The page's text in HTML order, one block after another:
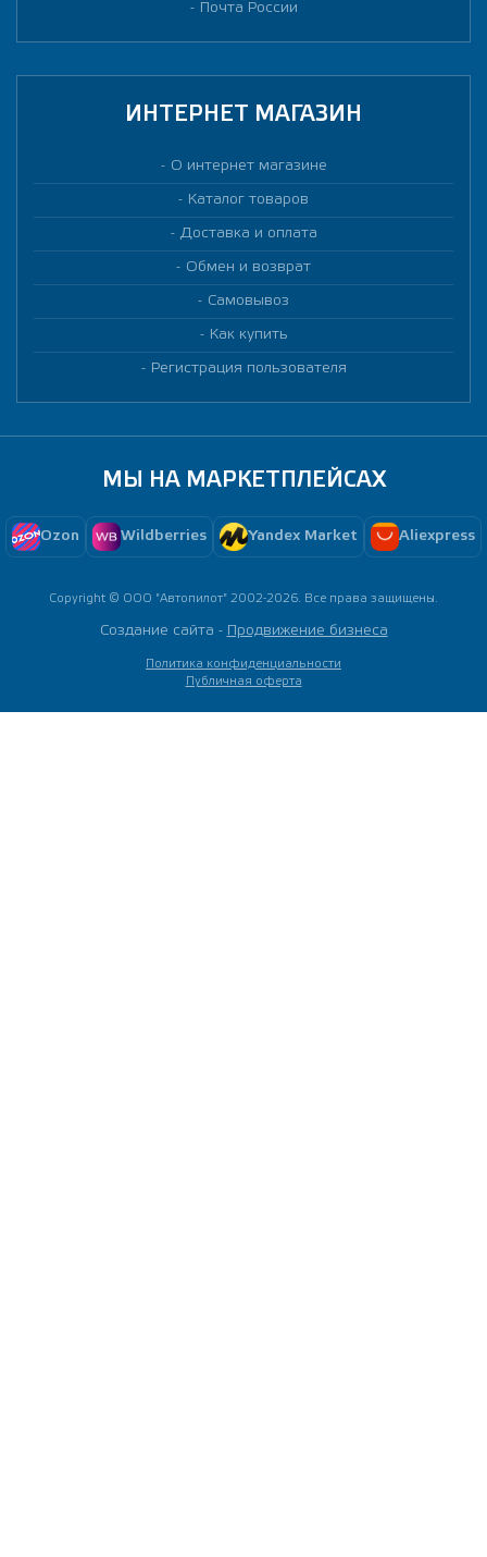
Почта России
ИНТЕРНЕТ МАГАЗИН
О интернет магазине
Каталог товаров
Доставка и оплата
Обмен и возврат
Самовывоз
Как купить
Регистрация пользователя
МЫ НА МАРКЕТПЛЕЙСАХ
Ozon Wildberries Yandex Market Aliexpress
Copyright © ООО "Автопилот" 2002-2026. Все права защищены.
Создание сайта - Продвижение бизнеса
Политика конфиденциальности
Публичная оферта